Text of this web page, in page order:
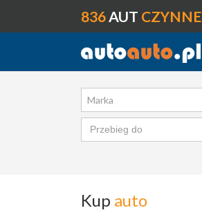
836AUT CZYNNE
Marka
Kup auto